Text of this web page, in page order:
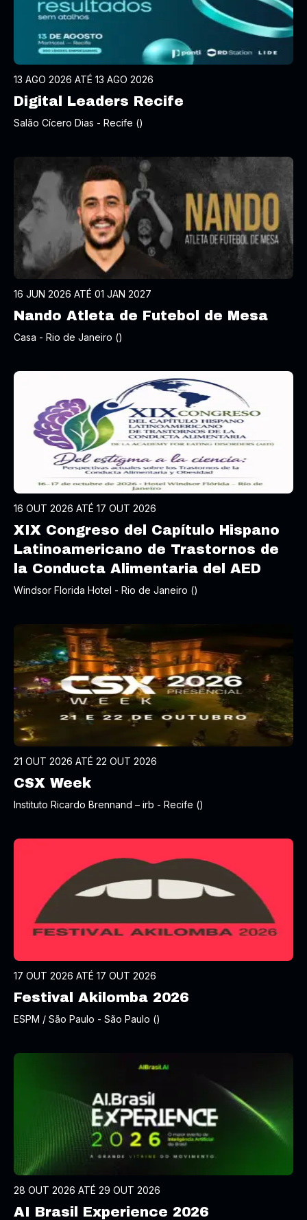
13 AGO 2026 ATÉ 13 AGO 2026
Digital Leaders Recife
Salão Cícero Dias - Recife ()
16 JUN 2026 ATÉ 01 JAN 2027
Nando Atleta de Futebol de Mesa
Casa - Rio de Janeiro ()
16 OUT 2026 ATÉ 17 OUT 2026
XIX Congreso del Capítulo Hispano
Latinoamericano de Trastornos de
la Conducta Alimentaria del AED
Windsor Florida Hotel - Rio de Janeiro ()
21 OUT 2026 ATÉ 22 OUT 2026
CSX Week
Instituto Ricardo Brennand – irb - Recife ()
17 OUT 2026 ATÉ 17 OUT 2026
Festival Akilomba 2026
ESPM / São Paulo - São Paulo ()
28 OUT 2026 ATÉ 29 OUT 2026
AI Brasil Experience 2026